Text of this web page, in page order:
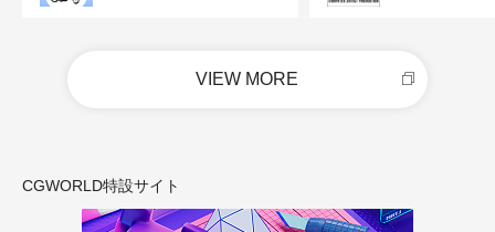
VIEW MORE
CGWORLD特設サイト